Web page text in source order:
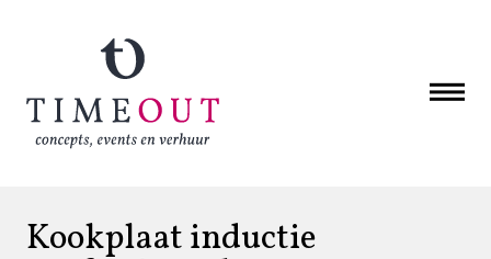
Kookplaat inductie